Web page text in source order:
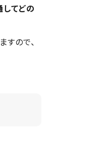
てどの
ので、